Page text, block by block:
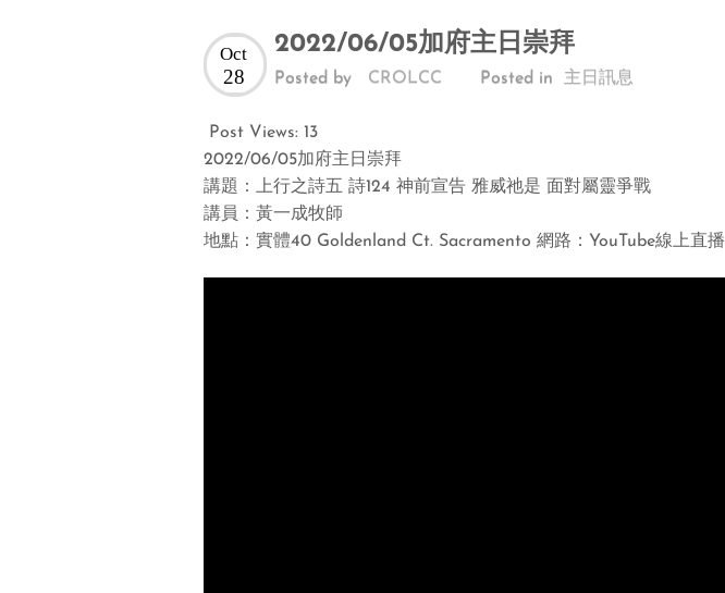
2022/06/05加府主日崇拜
Oct
28 Posted by CROLCC Posted in 主日訊息
Post Views: 13
2022/06/05加府主日崇拜
講題：上行之詩五 詩124 神前宣告 雅威祂是 面對屬靈爭戰
講員：黃一成牧師
地點：實體40 Goldenland Ct. Sacramento 網路：YouTube線上直播